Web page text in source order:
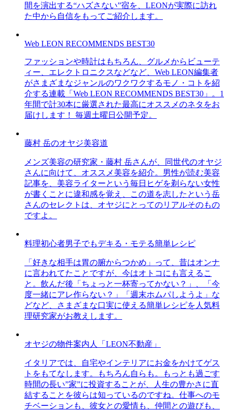
間を演出する“ハズさない”宿を、LEONが実際に訪れ
た中から自信をもってご紹介します。
Web LEON RECOMMENDS BEST30
ファッションや時計はもちろん、グルメからビューテ
ィー、エレクトロニクスなどなど、Web LEON編集者
がさまざまなジャンルのワクワクするモノ・コトを紹
介する連載「Web LEON RECOMMENDS BEST30」。1
年間で計30本に厳選された最高にオススメのネタをお
届けします！ 毎週土曜日公開予定。
藤村 岳のオヤジ美容道
メンズ美容の研究家・藤村 岳さんが、同世代のオヤジ
さんに向けて、オススメ美容を紹介。男性が読む美容
記事を、美容ライターという毎日ヒゲを剃らない女性
が書くことに違和感を覚え、この道を志したという岳
さんのセレクトは、オヤジにとってのリアルそのもの
ですよ。
料理初心者男子でもデキる・モテる簡単レシピ
「好きな相手は胃の腑からつかめ」って、昔はオンナ
に言われてたことですが、今はオトコにも言えるこ
と。飲んだ後「ちょっと一杯寄ってかない？」、「今
度一緒にアレ作らない？」「週末ホムパしようよ」な
どなど、さまざまな口実に使える簡単レシピを人気料
理研究家がお教えします。
オヤジの物件案内人「LEON不動産」
イタリアでは、自宅やインテリアにお金をかけてゲス
トをもてなします。もちろん自らも。もっとも過ごす
時間の長い”家”に投資することが、人生の豊かさに直
結することを彼らは知っているのですね。仕事へのモ
チベーションも、彼女との愛情も、仲間との遊びも、